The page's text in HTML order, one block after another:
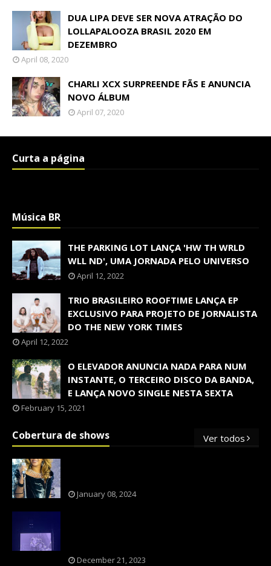
DUA LIPA DEVE SER NOVA ATRAÇÃO DO
LOLLAPALOOZA BRASIL 2020 EM
DEZEMBRO
April 08, 2020
CHARLI XCX SURPREENDE FÃS E ANUNCIA
NOVO ÁLBUM
April 07, 2020
Curta a página
Música BR
THE PARKING LOT LANÇA 'HW TH WRLD
WLL ND', UMA JORNADA PELO UNIVERSO
April 12, 2022
TRIO BRASILEIRO ROOFTIME LANÇA EP
EXCLUSIVO PARA PROJETO DE JORNALISTA
DO THE NEW YORK TIMES
April 12, 2022
O ELEVADOR ANUNCIA NADA PARA NUM
INSTANTE, O TERCEIRO DISCO DA BANDA,
E LANÇA NOVO SINGLE NESTA SEXTA
February 15, 2021
Cobertura de shows Ver todos
January 08, 2024
December 21, 2023